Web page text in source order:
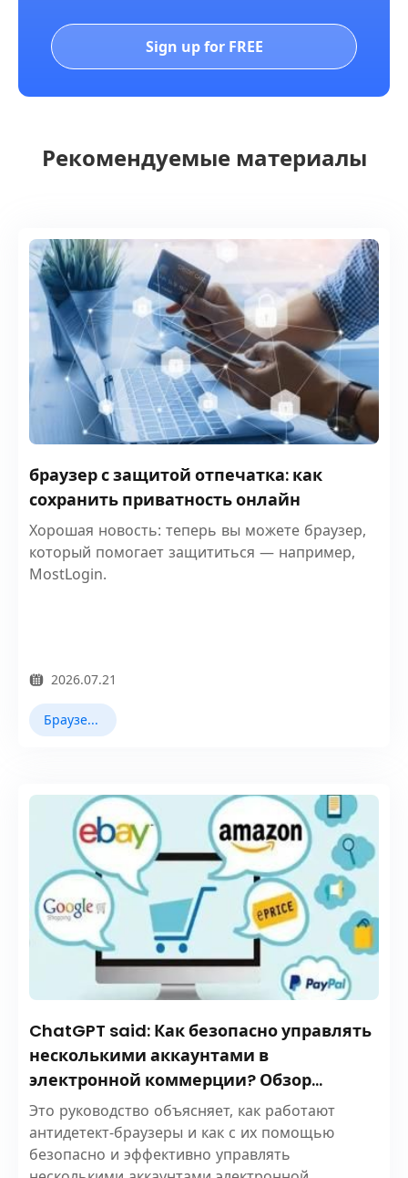
Sign up for FREE
Рекомендуемые материалы
браузер с защитой отпечатка: как
сохранить приватность онлайн
Хорошая новость: теперь вы можете браузер,
который помогает защититься — например,
MostLogin.
2026.07.21
Браузер Fingerprint
ChatGPT said: Как безопасно управлять
несколькими аккаунтами в
электронной коммерции? Обзор
антидетект-браузеров
Это руководство объясняет, как работают
антидетект-браузеры и как с их помощью
безопасно и эффективно управлять